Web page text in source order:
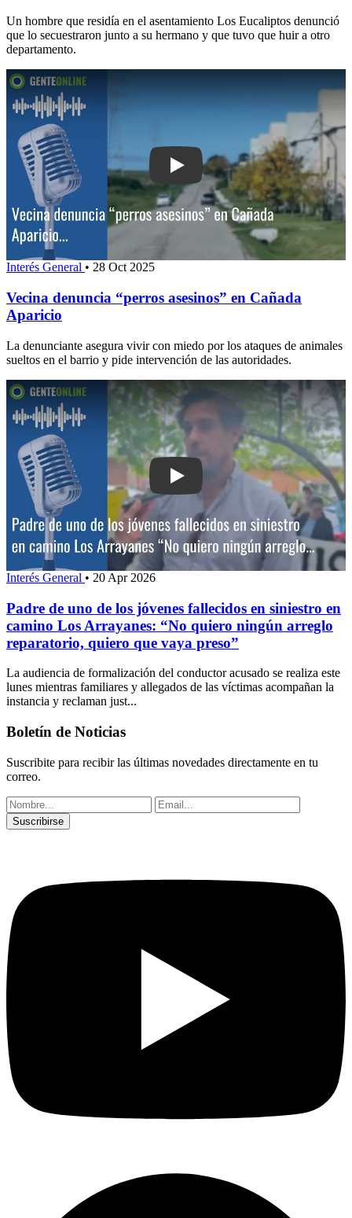
Un hombre que residía en el asentamiento Los Eucaliptos denunció
que lo secuestraron junto a su hermano y que tuvo que huir a otro
departamento.
Play: Vecina denuncia “perros
Interés General • 28 Oct 2025
Vecina denuncia “perros asesinos” en Cañada
Aparicio
La denunciante asegura vivir con miedo por los ataques de animales
sueltos en el barrio y pide intervención de las autoridades.
Play: Padre de uno de los jóvenes
Interés General • 20 Apr 2026
Padre de uno de los jóvenes fallecidos en siniestro en
camino Los Arrayanes: “No quiero ningún arreglo
reparatorio, quiero que vaya preso”
La audiencia de formalización del conductor acusado se realiza este
lunes mientras familiares y allegados de las víctimas acompañan la
instancia y reclaman just...
Boletín de Noticias
Suscribite para recibir las últimas novedades directamente en tu
correo.
Suscribirse